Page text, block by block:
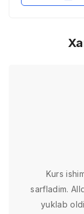
Kurs
sarfladim.
yuklab